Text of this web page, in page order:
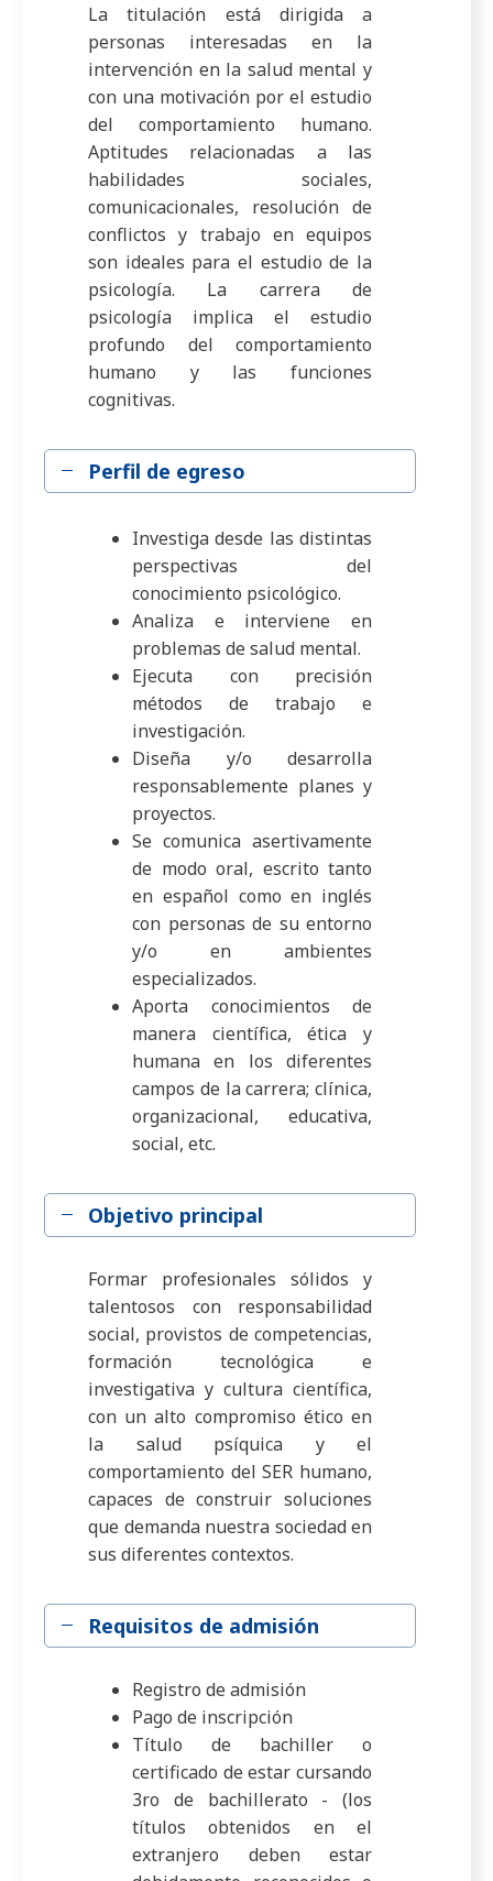
La titulación está dirigida a
personas interesadas en la
intervención en la salud mental y
con una motivación por el estudio
del comportamiento humano.
Aptitudes relacionadas a las
habilidades sociales,
comunicacionales, resolución de
conflictos y trabajo en equipos
son ideales para el estudio de la
psicología. La carrera de
psicología implica el estudio
profundo del comportamiento
humano y las funciones
cognitivas.
Perfil de egreso
Investiga desde las distintas
perspectivas del
conocimiento psicológico.
Analiza e interviene en
problemas de salud mental.
Ejecuta con precisión
métodos de trabajo e
investigación.
Diseña y/o desarrolla
responsablemente planes y
proyectos.
Se comunica asertivamente
de modo oral, escrito tanto
en español como en inglés
con personas de su entorno
y/o en ambientes
especializados.
Aporta conocimientos de
manera científica, ética y
humana en los diferentes
campos de la carrera; clínica,
organizacional, educativa,
social, etc.
Objetivo principal
Formar profesionales sólidos y
talentosos con responsabilidad
social, provistos de competencias,
formación tecnológica e
investigativa y cultura científica,
con un alto compromiso ético en
la salud psíquica y el
comportamiento del SER humano,
capaces de construir soluciones
que demanda nuestra sociedad en
sus diferentes contextos.
Requisitos de admisión
Registro de admisión
Pago de inscripción
Título de bachiller o
certificado de estar cursando
3ro de bachillerato - (los
títulos obtenidos en el
extranjero deben estar